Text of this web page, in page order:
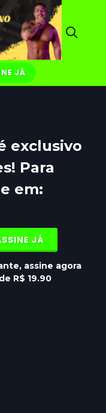
JÁ
exclusivo
! Para
em:
JÁ
assine agora
R$ 19.90